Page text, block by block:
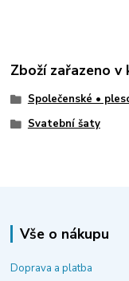
Zboží zařazeno v
Společenské •
Svatební šaty
Vše o nákupu
Doprava a platba